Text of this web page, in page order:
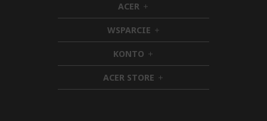
ACER h
i
d
d
e
n
WSPARCIE h
i
d
e
n
KONTO h
i
d
d
ACER STORE h
i